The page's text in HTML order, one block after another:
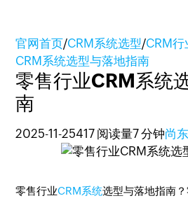
官网首页/CRM系统选型/CRM
CRM系统选型与落地指南
零售行业CRM系统
南
2025-11-25417 阅读量7 分钟尚
零售行业CRM系统选型与落地指南